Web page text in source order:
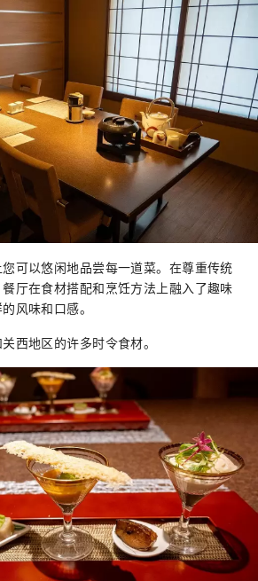
可以悠闲地品尝每一道菜。在尊重传统
厅在食材搭配和烹饪方法上融入了趣味
风味和口感。
西地区的许多时令食材。